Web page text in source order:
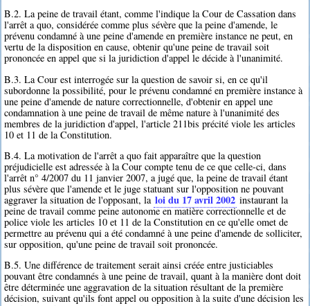
B.2. La peine de travail étant, comme l'indique la Cour de Cassation dans
l'arrêt a quo, considérée comme plus sévère que la peine d'amende, le
prévenu condamné à une peine d'amende en première instance ne peut, en
vertu de la disposition en cause, obtenir qu'une peine de travail soit
prononcée en appel que si la juridiction d'appel le décide à l'unanimité.
B.3. La Cour est interrogée sur la question de savoir si, en ce qu'il
subordonne la possibilité, pour le prévenu condamné en première instance à
une peine d'amende de nature correctionnelle, d'obtenir en appel une
condamnation à une peine de travail de même nature à l'unanimité des
membres de la juridiction d'appel, l'article 211bis précité viole les articles
10 et 11 de la Constitution.
B.4. La motivation de l'arrêt a quo fait apparaître que la question
préjudicielle est adressée à la Cour compte tenu de ce que celle-ci, dans
l'arrêt n° 4/2007 du 11 janvier 2007, a jugé que, la peine de travail étant
plus sévère que l'amende et le juge statuant sur l'opposition ne pouvant
aggraver la situation de l'opposant, la loi du 17 avril 2002 instaurant la
peine de travail comme peine autonome en matière correctionnelle et de
police viole les articles 10 et 11 de la Constitution en ce qu'elle omet de
permettre au prévenu qui a été condamné à une peine d'amende de solliciter,
sur opposition, qu'une peine de travail soit prononcée.
B.5. Une différence de traitement serait ainsi créée entre justiciables
pouvant être condamnés à une peine de travail, quant à la manière dont doit
être déterminée une aggravation de la situation résultant de la première
décision, suivant qu'ils font appel ou opposition à la suite d'une décision les